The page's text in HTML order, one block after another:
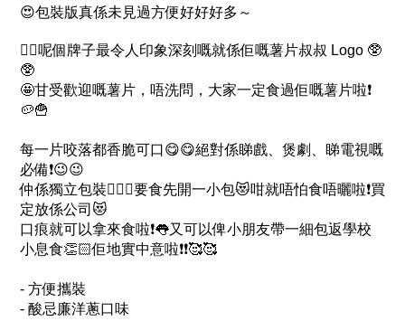
😍包裝版真係未見過方便好好好多～
👉🏻呢個牌子最令人印象深刻嘅就係佢嘅薯片叔叔 Logo 🥸
🥸
🤩甘受歡迎嘅薯片，唔洗問，大家一定食過佢嘅薯片啦❗
🥔🍟
每一片咬落都香脆可口😋😋絕對係睇戲、煲劇、睇電視嘅
必備❗😉😉
仲係獨立包裝💁🏻‍♀️要食先開一小包😻咁就唔怕食唔曬啦❗買
定放係公司😻
口痕就可以拿來食啦❗👅又可以俾小朋友帶一細包返學校
小息食👏🏻佢地實中意啦❗❗🥰🥰
- 方便攜裝
- 酸忌廉洋蔥口味